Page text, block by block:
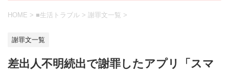
HOME > ■生活トラブル > 謝罪文一覧 >
謝罪文一覧
差出人不明続出で謝罪したアプリ「スマ